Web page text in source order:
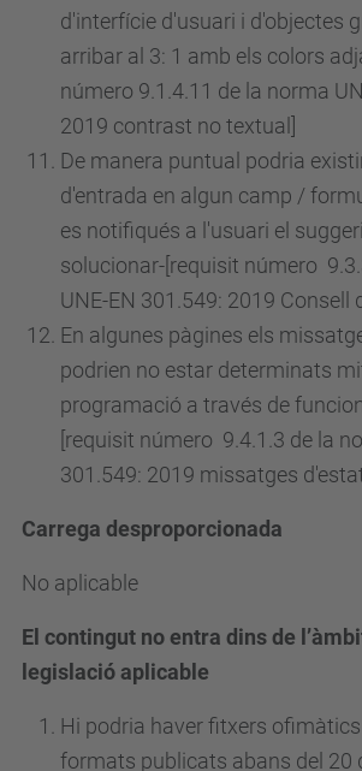
d'interfície d'usuari i d'objectes
arribar al 3: 1 amb els colors
número 9.1.4.11 de la norma
2019 contrast no textual]
De manera puntual podria
d'entrada en algun camp /
es notifiqués a l'usuari el
solucionar-[requisit número
UNE-EN 301.549: 2019 Consell
En algunes pàgines els
podrien no estar determinats
programació a través de
[requisit número 9.4.1.3 de la
301.549: 2019 missatges
Carrega desproporcionada
No aplicable
El contingut no entra dins de
legislació aplicable
Hi podria haver fitxers
formats publicats abans del 20